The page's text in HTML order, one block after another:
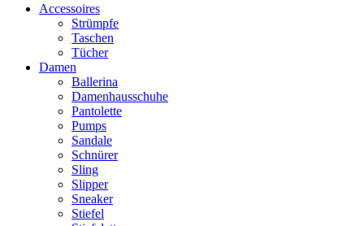
Accessoires
Strümpfe
Taschen
Tücher
Damen
Ballerina
Damenhausschuhe
Pantolette
Pumps
Sandale
Schnürer
Sling
Slipper
Sneaker
Stiefel